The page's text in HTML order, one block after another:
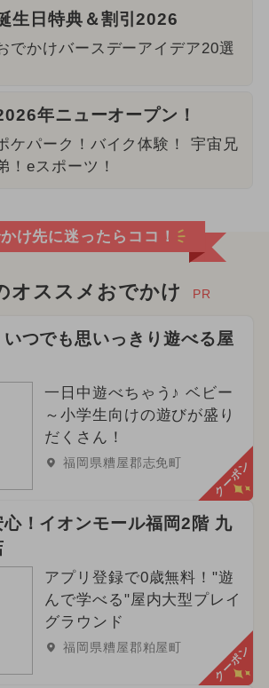
生日特典＆割引2026
でかけバースデーアイデア20選
年ニューオープン！
ケパーク！バイク体験！ 宇宙兄
！eスポーツ！
け先に迷ったらココ！
オススメおでかけ PR
いつでも思いっきり遊べる屋
一日中遊べちゃう♪ ベビー
～小学生向けの遊びが盛り
だくさん！
福岡県糟屋郡志免町 クーポン
！イオンモール福岡2階 九
アプリ登録で0歳無料！"遊
んで学べる"屋内大型プレイ
グラウンド
福岡県糟屋郡粕屋町 クーポン